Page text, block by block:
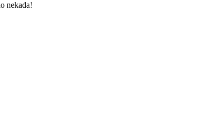
nekada!